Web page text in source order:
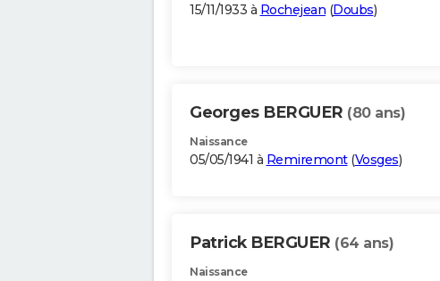
15/11/1933 à Rochejean (Doubs)
Georges BERGUER (80 ans)
Naissance
05/05/1941 à Remiremont(Vosges)
Patrick BERGUER (64 ans)
Naissance